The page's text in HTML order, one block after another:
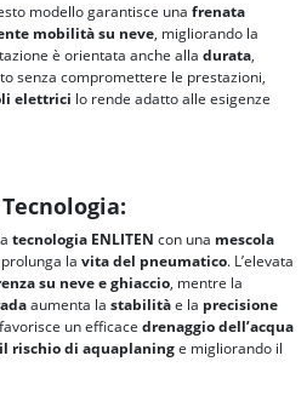
modello garantisce una frenata
mobilità su neve, migliorando la
è orientata anche alla durata,
senza compromettere le prestazioni,
elettrici lo rende adatto alle esigenze
tecnologia ENLITEN con una mescola
la vita del pneumatico. L’elevata
su neve e ghiaccio, mentre la
aumenta la stabilitàe la precisione
favorisce un efficace drenaggio dell’acqua
rischio di aquaplaninge migliorando il